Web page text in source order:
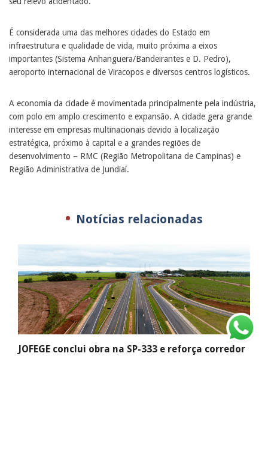
É considerada uma das melhores cidades do Estado em
infraestrutura e qualidade de vida, muito próxima a eixos
importantes (Sistema Anhanguera/Bandeirantes e D. Pedro),
aeroporto internacional de Viracopos e diversos centros logísticos.
A economia da cidade é movimentada principalmente pela indústria,
com polo em amplo crescimento e expansão. A cidade gera grande
interesse em empresas multinacionais devido à localização
estratégica, próximo à capital e a grandes regiões de
desenvolvimento – RMC (Região Metropolitana de Campinas) e
Região Administrativa de Jundiaí.
Notícias relacionadas
JOFEGE conclui obra na SP-333 e reforça corredor